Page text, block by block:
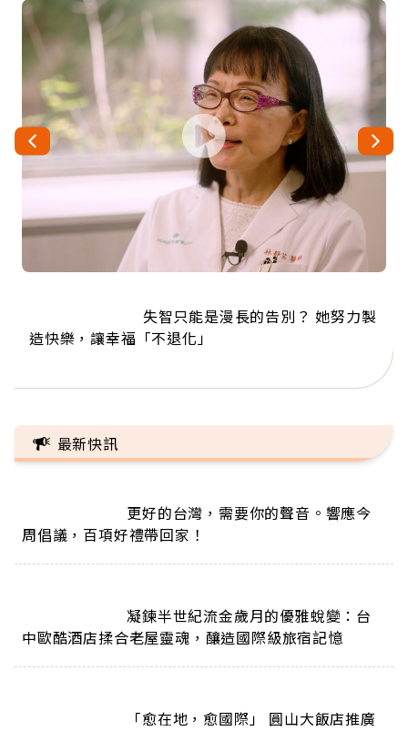
造快樂，讓幸福「不退化」
樂！「蛋黃哥小丑」走進安養院，逗樂上萬爺奶：
最新快訊
                        更好的台灣，需要你的聲音。響應今
                        凝鍊半世紀流金歲月的優雅蛻變：台
                        「愈在地，愈國際」 圓山大飯店推廣